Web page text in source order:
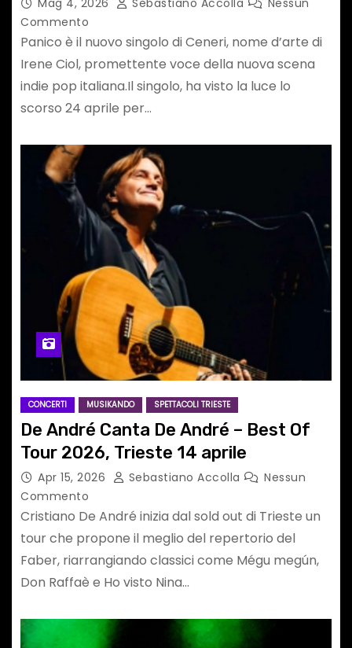
Commento
Panico è il nuovo singolo di Ceneri, nome d’arte di
Irene Ciol, promettente voce della nuova scena
indie pop italiana.Il singolo, ha visto la luce lo
scorso 24 aprile per…
CONCERTI MUSIKANDO SPETTACOLI TRIESTE
De André Canta De André – Best Of
Tour 2026, Trieste 14 aprile
Apr 15, 2026 Sebastiano Accolla
Nessun
Commento
Cristiano De André inizia dal sold out di Trieste un
tour che propone il meglio del repertorio del
Faber, riarrangiando classici come Mégu megún,
Don Raffaè e Ho visto Nina…